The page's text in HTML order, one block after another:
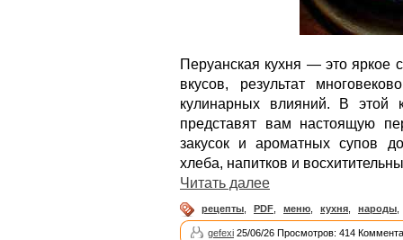
Перуанская кухня — это яркое
вкусов, результат
кулинарных влияний. В этой
представят вам настоящую
закусок и ароматных супов
хлеба, напитков и
Читать далее
рецепты PDF меню кухня народы
gefexi 25/06/26 Просмотров: 414